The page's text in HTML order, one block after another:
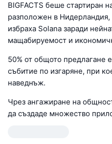
BIGFACTS беше стартиран
разположен в
избраха Solana заради
мащабируемост и
50% от общото предлагане
събитие по изгаряне, при
наведнъж.
Чрез ангажиране на
да създаде множество